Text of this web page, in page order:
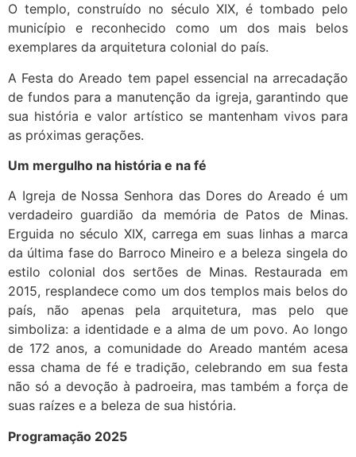
O templo, construído no século XIX, é tombado pelo
município e reconhecido como um dos mais belos
exemplares da arquitetura colonial do país.
A Festa do Areado tem papel essencial na arrecadação
de fundos para a manutenção da igreja, garantindo que
sua história e valor artístico se mantenham vivos para
as próximas gerações.
Um mergulho na história e na fé
A Igreja de Nossa Senhora das Dores do Areado é um
verdadeiro guardião da memória de Patos de Minas.
Erguida no século XIX, carrega em suas linhas a marca
da última fase do Barroco Mineiro e a beleza singela do
estilo colonial dos sertões de Minas. Restaurada em
2015, resplandece como um dos templos mais belos do
país, não apenas pela arquitetura, mas pelo que
simboliza: a identidade e a alma de um povo. Ao longo
de 172 anos, a comunidade do Areado mantém acesa
essa chama de fé e tradição, celebrando em sua festa
não só a devoção à padroeira, mas também a força de
suas raízes e a beleza de sua história.
Programação 2025